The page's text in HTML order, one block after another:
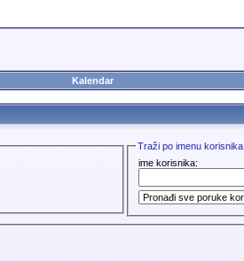
Kalendar
Traži po imenu korisnika
ime korisnika: